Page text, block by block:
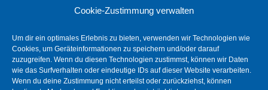
Cookie-Zustimmung verwalten
Um dir ein optimales Erlebnis zu bieten, verwenden wir Technologien wie
Cookies, um Geräteinformationen zu speichern und/oder darauf
zuzugreifen. Wenn du diesen Technologien zustimmst, können wir Daten
wie das Surfverhalten oder eindeutige IDs auf dieser Website verarbeiten.
Wenn du deine Zustimmung nicht erteilst oder zurückziehst, können
info@sbg-stein.de
0911 25595016